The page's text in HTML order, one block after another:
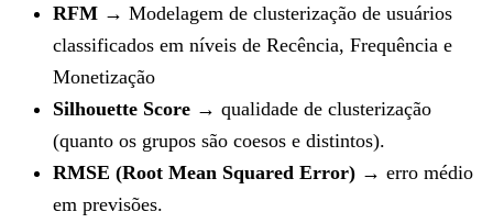
RFM → Modelagem de clusterização de usuários
classificados em níveis de Recência, Frequência e
Monetização
Silhouette Score → qualidade de clusterização
(quanto os grupos são coesos e distintos).
RMSE (Root Mean Squared Error) → erro médio
em previsões.